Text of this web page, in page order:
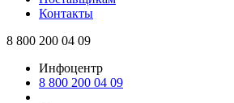
Контакты
8 800 200 04 09
Инфоцентр
8 800 200 04 09